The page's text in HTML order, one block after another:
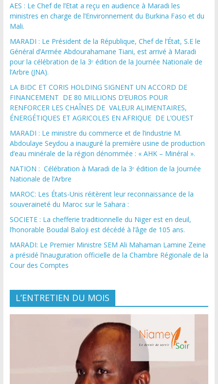
AES : Le Chef de l’Etat a reçu en audience à Maradi les
ministres en charge de l’Environnement du Burkina Faso et du
Mali.
MARADI : Le Président de la République, Chef de l’État, S.E le
Général d’Armée Abdourahamane Tiani, est arrivé à Maradi
pour la célébration de la 3ᵉ édition de la Journée Nationale de
l’Arbre (JNA).
LA BIDC ET CORIS HOLDING SIGNENT UN ACCORD DE
FINANCEMENT DE 80 MILLIONS D’EUROS POUR
RENFORCER LES CHAÎNES DE VALEUR ALIMENTAIRES,
ÉNERGÉTIQUES ET AGRICOLES EN AFRIQUE DE L’OUEST
MARADI : Le ministre du commerce et de l’industrie M.
Abdoulaye Seydou a inauguré la première usine de production
d’eau minérale de la région dénommée : « AHK – Minéral ».
NATION : Célébration à Maradi de la 3ᵉ édition de la Journée
Nationale de l’Arbre
MAROC: Les États-Unis réitèrent leur reconnaissance de la
souveraineté du Maroc sur le Sahara :
SOCIETE : La chefferie traditionnelle du Niger est en deuil,
l’honorable Boudal Baloji est décédé à l’âge de 105 ans.
MARADI: Le Premier Ministre SEM Ali Mahaman Lamine Zeine
a présidé l’inauguration officielle de la Chambre Régionale de la
Cour des Comptes
L’ENTRETIEN DU MOIS